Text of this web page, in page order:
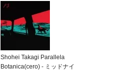
Shohei Takagi Parallela
Botanica(cero) - ミッドナイ